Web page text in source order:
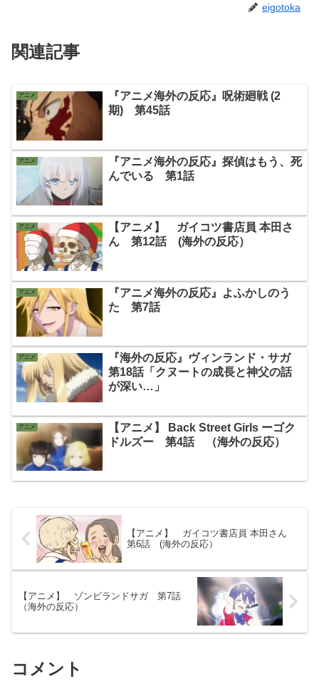
eigotoka
関連記事
アニメ
『アニメ海外の反応』呪術廻戦 (2
期) 第45話
アニメ
『アニメ海外の反応』探偵はもう、死
んでいる 第1話
アニメ
【アニメ】 ガイコツ書店員 本田さ
ん 第12話 (海外の反応）
アニメ
『アニメ海外の反応』よふかしのう
た 第7話
アニメ
『海外の反応』ヴィンランド・サガ
第18話「クヌートの成長と神父の話
が深い…」
アニメ
【アニメ】 Back Street Girls ーゴク
ドルズー 第4話 （海外の反応）
【アニメ】 ガイコツ書店員 本田さん
第6話 (海外の反応）
【アニメ】 ゾンビランドサガ 第7話
（海外の反応）
コメント